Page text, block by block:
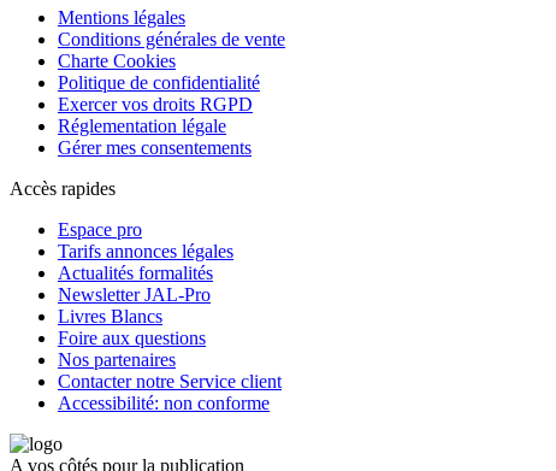
Mentions légales
Conditions générales de vente
Charte Cookies
Politique de confidentialité
Exercer vos droits RGPD
Réglementation légale
Gérer mes consentements
Accès rapides
Espace pro
Tarifs annonces légales
Actualités formalités
Newsletter JAL-Pro
Livres Blancs
Foire aux questions
Nos partenaires
Contacter notre Service client
Accessibilité: non conforme
A vos côtés pour la publication